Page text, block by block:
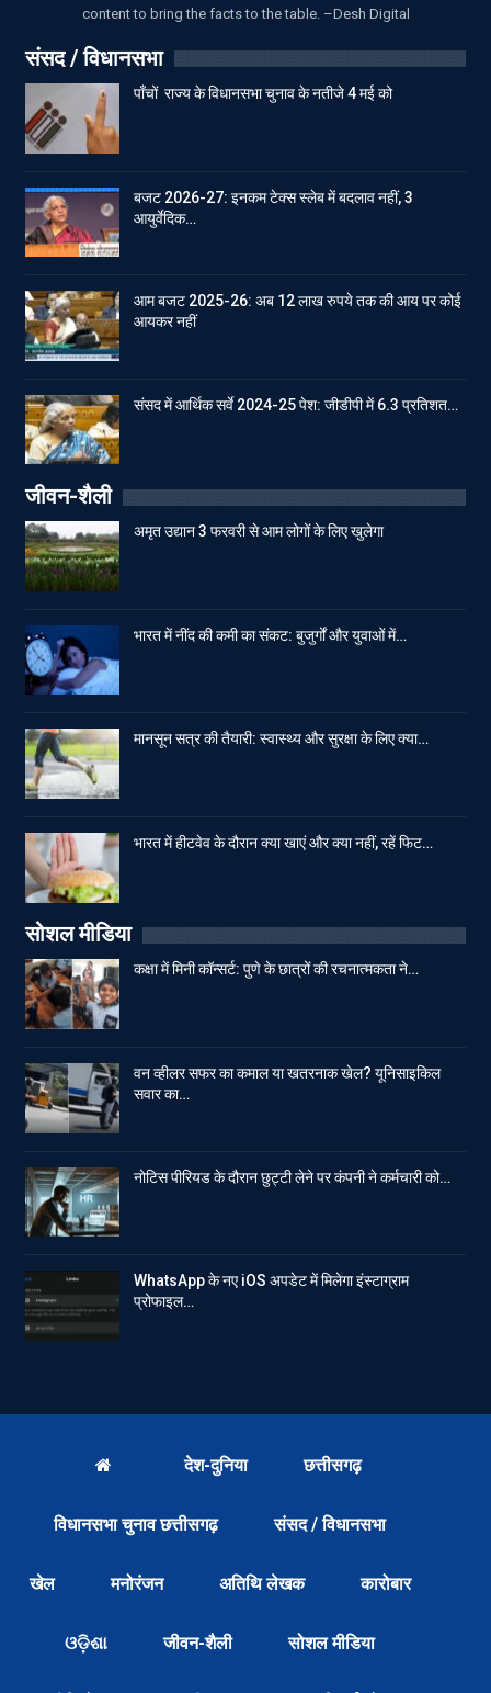
content to bring the facts to the table. –Desh Digital
संसद / विधानसभा
पाँचों राज्य के विधानसभा चुनाव के नतीजे 4 मई को
बजट 2026-27: इनकम टेक्स स्लेब में बदलाव नहीं, 3
आयुर्वेदिक…
आम बजट 2025-26: अब 12 लाख रुपये तक की आय पर कोई
आयकर नहीं
संसद में आर्थिक सर्वे 2024-25 पेश: जीडीपी में 6.3 प्रतिशत…
जीवन-शैली
अमृत उद्यान 3 फरवरी से आम लोगों के लिए खुलेगा
भारत में नींद की कमी का संकट: बुजुर्गों और युवाओं में…
मानसून सत्र की तैयारी: स्वास्थ्य और सुरक्षा के लिए क्या…
भारत में हीटवेव के दौरान क्या खाएं और क्या नहीं, रहें फिट…
सोशल मीडिया
कक्षा में मिनी कॉन्सर्ट: पुणे के छात्रों की रचनात्मकता ने…
वन व्हीलर सफर का कमाल या खतरनाक खेल? यूनिसाइकिल
सवार का…
नोटिस पीरियड के दौरान छुट्टी लेने पर कंपनी ने कर्मचारी को…
WhatsApp के नए iOS अपडेट में मिलेगा इंस्टाग्राम
प्रोफाइल…
देश-दुनिया छत्तीसगढ़
विधानसभा चुनाव छत्तीसगढ़ संसद / विधानसभा
खेल मनोरंजन अतिथि लेखक कारोबार
ଓଡ଼ିଶା जीवन-शैली सोशल मीडिया